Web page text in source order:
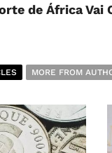
de África Vai
MORE FROM